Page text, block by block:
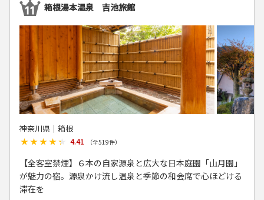
箱根湯本温泉 吉池旅館
神奈川県│箱根
★★★★★
★★★★★ 4.41 （全519件）
【全客室禁煙】６本の自家源泉と広大な日本庭園「山月園」
が魅力の宿。源泉かけ流し温泉と季節の和会席で心ほどける
滞在を